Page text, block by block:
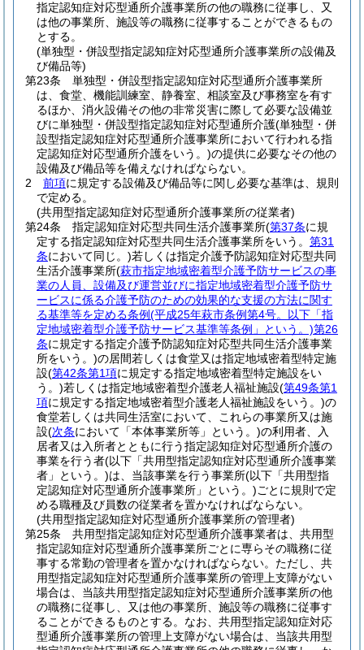
指定認知症対応型通所介護事業所の他の職務に従事し、又
は他の事業所、施設等の職務に従事することができるもの
とする。
(単独型・併設型指定認知症対応型通所介護事業所の設備及
び備品等)
第23条
単独型・併設型指定認知症対応型通所介護事業所
は、食堂、機能訓練室、静養室、相談室及び事務室を有す
るほか、消火設備その他の非常災害に際して必要な設備並
びに単独型・併設型指定認知症対応型通所介護(単独型・併
設型指定認知症対応型通所介護事業所において行われる指
定認知症対応型通所介護をいう。)の提供に必要なその他の
設備及び備品等を備えなければならない。
2
前項に規定する設備及び備品等に関し必要な基準は、規則
で定める。
(共用型指定認知症対応型通所介護事業所の従業者)
第24条
指定認知症対応型共同生活介護事業所(第37条に規
定する指定認知症対応型共同生活介護事業所をいう。 第31
条において同じ。)若しくは指定介護予防認知症対応型共同
生活介護事業所(萩市指定地域密着型介護予防サービスの事
業の人員、設備及び運営並びに指定地域密着型介護予防サ
ービスに係る介護予防のための効果的な支援の方法に関す
る基準等を定める条例(平成25年萩市条例第4号。以下「指
定地域密着型介護予防サービス基準等条例」という。)第26
条に規定する指定介護予防認知症対応型共同生活介護事業
所をいう。)の居間若しくは食堂又は指定地域密着型特定施
設(第42条第1項に規定する指定地域密着型特定施設をい
う。)若しくは指定地域密着型介護老人福祉施設(第49条第1
項に規定する指定地域密着型介護老人福祉施設をいう。)の
食堂若しくは共同生活室において、これらの事業所又は施
設(次条において「本体事業所等」という。)の利用者、入
居者又は入所者とともに行う指定認知症対応型通所介護の
事業を行う者(以下「共用型指定認知症対応型通所介護事業
者」という。)は、当該事業を行う事業所(以下「共用型指
定認知症対応型通所介護事業所」という。)ごとに規則で定
める職種及び員数の従業者を置かなければならない。
(共用型指定認知症対応型通所介護事業所の管理者)
第25条
共用型指定認知症対応型通所介護事業者は、共用型
指定認知症対応型通所介護事業所ごとに専らその職務に従
事する常勤の管理者を置かなければならない。 ただし、共
用型指定認知症対応型通所介護事業所の管理上支障がない
場合は、当該共用型指定認知症対応型通所介護事業所の他
の職務に従事し、又は他の事業所、施設等の職務に従事す
ることができるものとする。 なお、共用型指定認知症対応
型通所介護事業所の管理上支障がない場合は、当該共用型